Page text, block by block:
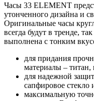
Часы 33 ELEMENT
утонченного дизайна и
Оригинальные часы
всегда будут в тренде,
выполнена с тонким
для придания
материалы –
для надежной
сапфировое стекло
максимальную